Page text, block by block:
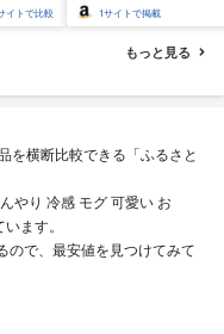
イトで比較 1サイトで掲載
もっと見る
を横断比較できる「ふるさと
やり 冷感 モグ 可愛い お
ます。
ので、最安値を見つけてみて